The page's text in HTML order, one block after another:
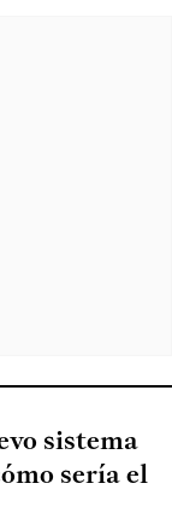
sistema
sería el